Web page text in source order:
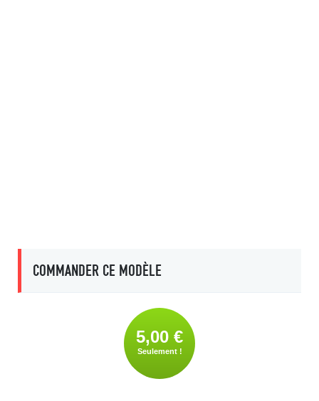
COMMANDER CE MODÈLE
5,00 €
Seulement !